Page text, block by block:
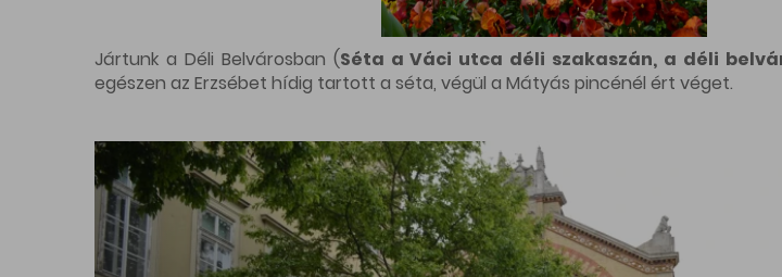
Jártunk a Déli Belvárosban (Séta a Váci utca déli szakaszán, a déli
egészen az Erzsébet hídig tartott a séta, végül a Mátyás pincénél ért véget.
Egész különös élményben lehetett része annak, aki eljött a Király utcai
vonzásában), melyet egy izgalmas toronytúrával kezdtünk a Terézvárosi Avilai
Innen nem csak a Király utcát, hanem annak környékét is körbe jártuk, hiszen
volt. Utunk a Deák Ferenc téren ért véget, megannyi élménnyel gazdagabban.